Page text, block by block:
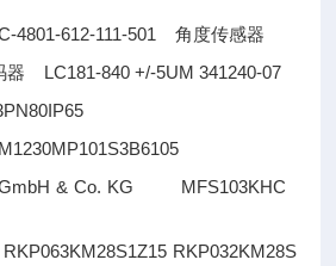
612-111-501角度传感器
器
LC181-840 +/-5UM 341240-07
GmbH & Co. KG MFS103KHC
RKP032KM28S